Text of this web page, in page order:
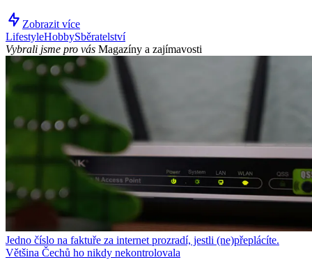
Zobrazit více
LifestyleHobbySběratelství
Vybrali jsme pro vás Magazíny a zajímavosti
Jedno číslo na faktuře za internet prozradí, jestli (ne)přeplácíte.
Většina Čechů ho nikdy nekontrolovala